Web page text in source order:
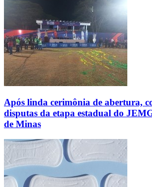
Após linda cerimônia de abertura,
disputas da etapa estadual do
de Minas